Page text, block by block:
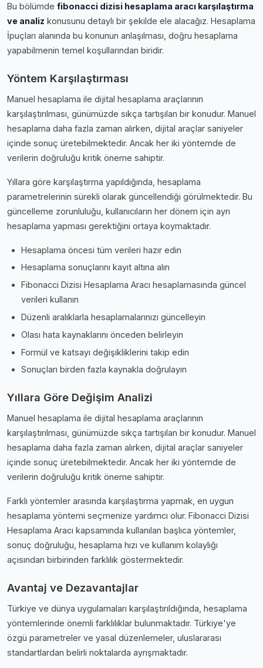
Bu bölümde fibonacci dizisi hesaplama aracı karşılaştırma
ve analiz konusunu detaylı bir şekilde ele alacağız. Hesaplama
İpuçları alanında bu konunun anlaşılması, doğru hesaplama
yapabilmenin temel koşullarından biridir.
Yöntem Karşılaştırması
Manuel hesaplama ile dijital hesaplama araçlarının
karşılaştırılması, günümüzde sıkça tartışılan bir konudur. Manuel
hesaplama daha fazla zaman alırken, dijital araçlar saniyeler
içinde sonuç üretebilmektedir. Ancak her iki yöntemde de
verilerin doğruluğu kritik öneme sahiptir.
Yıllara göre karşılaştırma yapıldığında, hesaplama
parametrelerinin sürekli olarak güncellendiği görülmektedir. Bu
güncelleme zorunluluğu, kullanıcıların her dönem için ayrı
hesaplama yapması gerektiğini ortaya koymaktadır.
Hesaplama öncesi tüm verileri hazır edin
Hesaplama sonuçlarını kayıt altına alın
Fibonacci Dizisi Hesaplama Aracı hesaplamasında güncel
verileri kullanın
Düzenli aralıklarla hesaplamalarınızı güncelleyin
Olası hata kaynaklarını önceden belirleyin
Formül ve katsayı değişikliklerini takip edin
Sonuçları birden fazla kaynakla doğrulayın
Yıllara Göre Değişim Analizi
Manuel hesaplama ile dijital hesaplama araçlarının
karşılaştırılması, günümüzde sıkça tartışılan bir konudur. Manuel
hesaplama daha fazla zaman alırken, dijital araçlar saniyeler
içinde sonuç üretebilmektedir. Ancak her iki yöntemde de
verilerin doğruluğu kritik öneme sahiptir.
Farklı yöntemler arasında karşılaştırma yapmak, en uygun
hesaplama yöntemi seçmenize yardımcı olur. Fibonacci Dizisi
Hesaplama Aracı kapsamında kullanılan başlıca yöntemler,
sonuç doğruluğu, hesaplama hızı ve kullanım kolaylığı
açısından birbirinden farklılık göstermektedir.
Avantaj ve Dezavantajlar
Türkiye ve dünya uygulamaları karşılaştırıldığında, hesaplama
yöntemlerinde önemli farklılıklar bulunmaktadır. Türkiye'ye
özgü parametreler ve yasal düzenlemeler, uluslararası
standartlardan belirli noktalarda ayrışmaktadır.